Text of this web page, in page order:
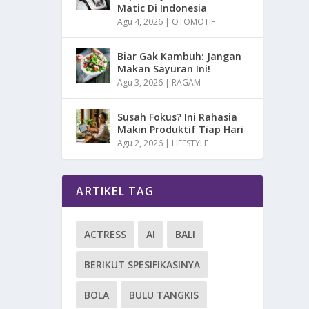
Matic Di Indonesia
Agu 4, 2026 | OTOMOTIF
Biar Gak Kambuh: Jangan
Makan Sayuran Ini!
Agu 3, 2026 | RAGAM
Susah Fokus? Ini Rahasia
Makin Produktif Tiap Hari
Agu 2, 2026 | LIFESTYLE
ARTIKEL TAG
ACTRESS AI BALI
BERIKUT SPESIFIKASINYA
BOLA BULU TANGKIS